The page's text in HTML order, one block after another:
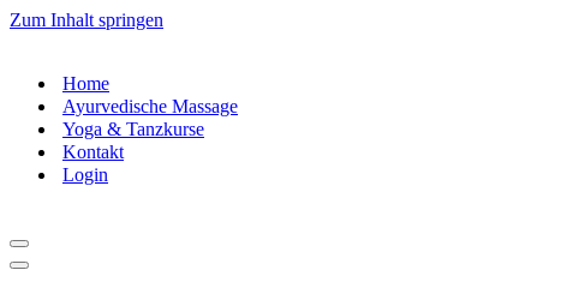
Zum Inhalt springen
Home
Ayurvedische Massage
Yoga & Tanzkurse
Kontakt
Login
Navigationsmenü
Navigationsmenü